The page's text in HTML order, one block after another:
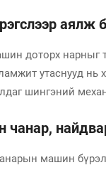
аялж
доторх нарныг
утаснууд нь
шингэний
машин